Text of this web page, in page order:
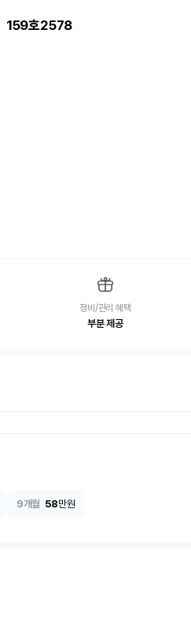
159호2578
정비/관리 혜택
부분 제공
9개월 58만원